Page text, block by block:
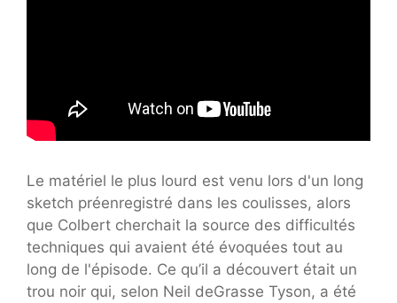
Le matériel le plus lourd est venu lors d'un long
sketch préenregistré dans les coulisses, alors
que Colbert cherchait la source des difficultés
techniques qui avaient été évoquées tout au
long de l'épisode. Ce qu’il a découvert était un
trou noir qui, selon Neil deGrasse Tyson, a été